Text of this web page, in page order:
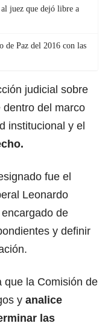
juez que dejó libre a
de Paz del 2016 con las
judicial sobre
del marco
institucional y el
fue el
Leonardo
de
y definir
que la Comisión de
y analice
las